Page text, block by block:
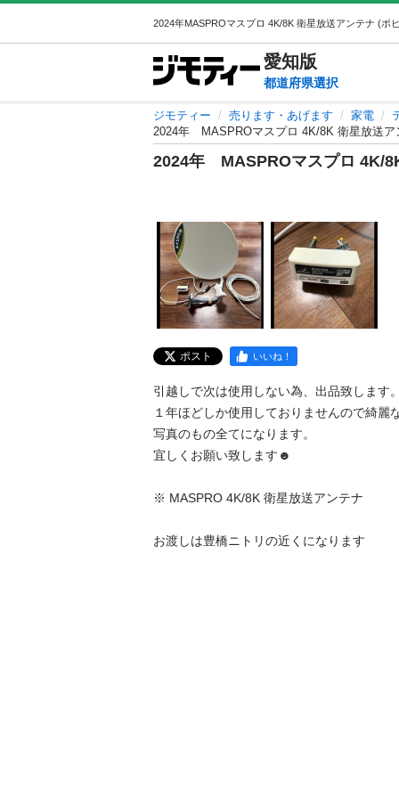
愛知版
都道府県選択
ジモティー 売ります・あげます 家電
2024年 MASPROマスプロ 4K/8K 衛星放送
2024年 MASPROマスプロ 4K/
ポスト いいね！
引越しで次は使用しない為、出品致します。
１年ほどしか使用しておりませんので綺麗
写真のもの全てになります。
宜しくお願い致します☻
※ MASPRO 4K/8K 衛星放送アンテナ
お渡しは豊橋ニトリの近くになります